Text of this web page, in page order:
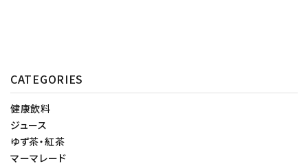
CATEGORIES
健康飲料
ジュース
ゆず茶・紅茶
マーマレード